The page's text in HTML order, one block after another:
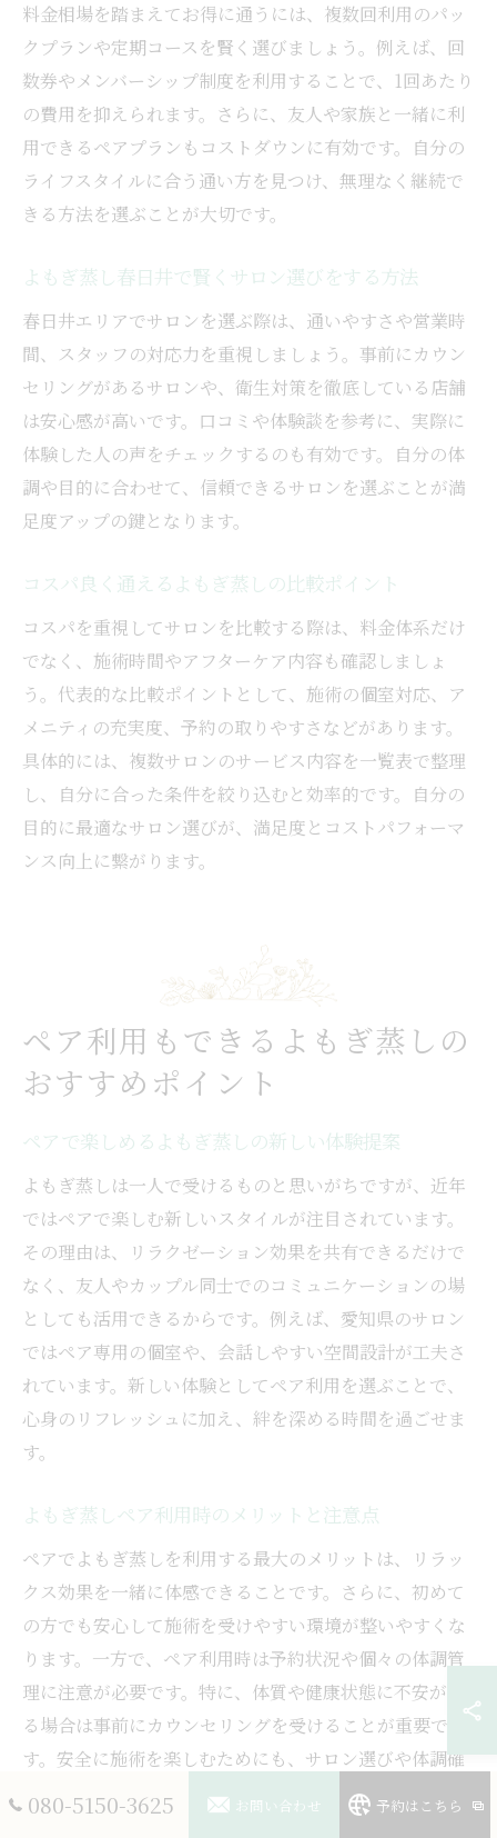
料金相場を踏まえてお得に通うには、複数回利用のパッ
クプランや定期コースを賢く選びましょう。例えば、回
数券やメンバーシップ制度を利用することで、1回あたり
の費用を抑えられます。さらに、友人や家族と一緒に利
用できるペアプランもコストダウンに有効です。自分の
ライフスタイルに合う通い方を見つけ、無理なく継続で
きる方法を選ぶことが大切です。
よもぎ蒸し春日井で賢くサロン選びをする方法
春日井エリアでサロンを選ぶ際は、通いやすさや営業時
間、スタッフの対応力を重視しましょう。事前にカウン
セリングがあるサロンや、衛生対策を徹底している店舗
は安心感が高いです。口コミや体験談を参考に、実際に
体験した人の声をチェックするのも有効です。自分の体
調や目的に合わせて、信頼できるサロンを選ぶことが満
足度アップの鍵となります。
コスパ良く通えるよもぎ蒸しの比較ポイント
コスパを重視してサロンを比較する際は、料金体系だけ
でなく、施術時間やアフターケア内容も確認しましょ
う。代表的な比較ポイントとして、施術の個室対応、ア
メニティの充実度、予約の取りやすさなどがあります。
具体的には、複数サロンのサービス内容を一覧表で整理
し、自分に合った条件を絞り込むと効率的です。自分の
目的に最適なサロン選びが、満足度とコストパフォーマ
ンス向上に繋がります。
ペア利用もできるよもぎ蒸しの
おすすめポイント
ペアで楽しめるよもぎ蒸しの新しい体験提案
よもぎ蒸しは一人で受けるものと思いがちですが、近年
ではペアで楽しむ新しいスタイルが注目されています。
その理由は、リラクゼーション効果を共有できるだけで
なく、友人やカップル同士でのコミュニケーションの場
としても活用できるからです。例えば、愛知県のサロン
ではペア専用の個室や、会話しやすい空間設計が工夫さ
れています。新しい体験としてペア利用を選ぶことで、
心身のリフレッシュに加え、絆を深める時間を過ごせま
す。
よもぎ蒸しペア利用時のメリットと注意点
ペアでよもぎ蒸しを利用する最大のメリットは、リラッ
クス効果を一緒に体感できることです。さらに、初めて
の方でも安心して施術を受けやすい環境が整いやすくな
ります。一方で、ペア利用時は予約状況や個々の体調管
理に注意が必要です。特に、体質や健康状態に不安があ
る場合は事前にカウンセリングを受けることが重要で
す。安全に施術を楽しむためにも、サロン選びや体調確
認を徹底しましょう。
080-5150-3625 お問い合わせ 予約はこちら